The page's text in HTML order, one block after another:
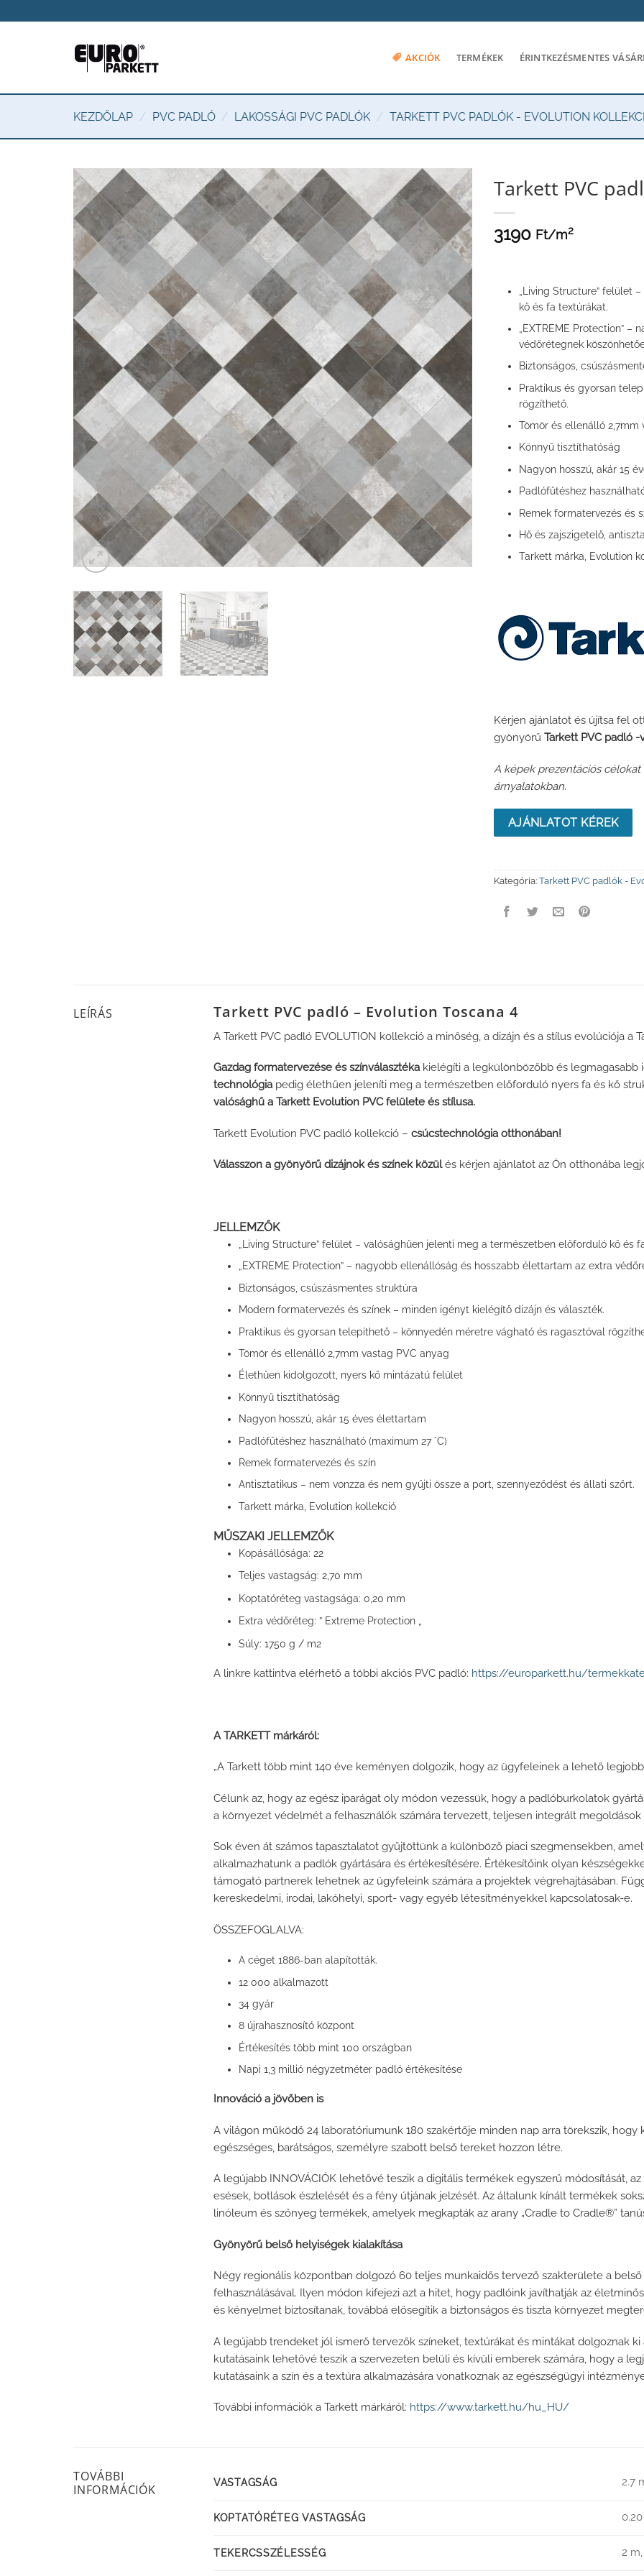
to
AKCIÓK TERMÉKEK ÉRINTKEZÉSMENTES
KEZDŐLAP / PVC PADLÓ / LAKOSSÁGI PVC PADLÓK / TARKETT PVC PADLÓK - EVOLUTION
Tarkett PVC
3190 Ft/m2
„Living Structure” felület
kő és fa textúrákat.
„EXTREME Protection”
védőrétegnek
Biztonságos,
Praktikus és gyorsan
rögzíthető.
Tömör és ellenálló 2,7mm
Könnyű tisztíthatóság
Nagyon hosszú, akár 15
Padlófűtéshez
Remek formatervezés és
Hő és zajszigetelő,
Tarkett márka, Evolution
Kérjen ajánlatot és újítsa fel
gyönyörű Tarkett PVC padló -
A képek prezentációs
árnyalatokban.
AJÁNLATOT KÉREK
Kategória: Tarkett PVC padlók -
LEÍRÁS Tarkett PVC padló – Evolution Toscana 4
A Tarkett PVC padló EVOLUTION kollekció a minőség, a dizájn és a stílus evolúciója a
Gazdag formatervezése és színválasztéka kielégíti a legkülönbözőbb és legmagasabb
technológia pedig élethűen jeleníti meg a természetben előforduló nyers fa és kő
valósághű a Tarkett Evolution PVC felülete és stílusa.
Tarkett Evolution PVC padló kollekció – csúcstechnológia otthonában!
Válasszon a gyönyörű dizájnok és színek közülés kérjen ajánlatot az Ön otthonába
JELLEMZŐK
„Living Structure” felület – valósághűen jelenti meg a természetben előforduló kő és
„EXTREME Protection” – nagyobb ellenállóság és hosszabb élettartam az extra
Biztonságos, csúszásmentes struktúra
Modern formatervezés és színek – minden igényt kielégítő dizájn és választék.
Praktikus és gyorsan telepíthető – könnyedén méretre vágható és ragasztóval
Tömör és ellenálló 2,7mm vastag PVC anyag
Élethűen kidolgozott, nyers kő mintázatú felület
Könnyű tisztíthatóság
Nagyon hosszú, akár 15 éves élettartam
Padlófűtéshez használható (maximum 27 °C)
Remek formatervezés és szín
Antisztatikus – nem vonzza és nem gyűjti össze a port, szennyeződést és állati szőrt.
Tarkett márka, Evolution kollekció
MŰSZAKI JELLEMZŐK
Kopásállósága: 22
Teljes vastagság: 2,70 mm
Koptatóréteg vastagsága: 0,20 mm
Extra védőréteg: ” Extreme Protection „
Súly: 1750 g / m2
A linkre kattintva elérhető a többi akciós PVC padló: https://europarkett.hu/
A TARKETT márkáról:
„A Tarkett több mint 140 éve keményen dolgozik, hogy az ügyfeleinek a lehető
Célunk az, hogy az egész iparágat oly módon vezessük, hogy a padlóburkolatok
a környezet védelmét a felhasználók számára tervezett, teljesen integrált
Sok éven át számos tapasztalatot gyűjtöttünk a különböző piaci szegmensekben,
alkalmazhatunk a padlók gyártására és értékesítésére. Értékesítőink olyan
támogató partnerek lehetnek az ügyfeleink számára a projektek végrehajtásában.
kereskedelmi, irodai, lakóhelyi, sport- vagy egyéb létesítményekkel kapcsolatosak-e.
ÖSSZEFOGLALVA:
A céget 1886-ban alapították.
12 000 alkalmazott
34 gyár
8 újrahasznosító központ
Értékesítés több mint 100 országban
Napi 1,3 millió négyzetméter padló értékesítése
Innováció a jövőben is
A világon működő 24 laboratóriumunk 180 szakértője minden nap arra törekszik, hogy
egészséges, barátságos, személyre szabott belső tereket hozzon létre.
A legújabb INNOVÁCIÓK lehetővé teszik a digitális termékek egyszerű módosítását,
esések, botlások észlelését és a fény útjának jelzését. Az általunk kínált termékek
linóleum és szőnyeg termékek, amelyek megkapták az arany „Cradle to Cradle®”
Gyönyörű belső helyiségek kialakítása
Négy regionális központban dolgozó 60 teljes munkaidős tervező szakterülete a
felhasználásával. Ilyen módon kifejezi azt a hitet, hogy padlóink ​​javíthatják az
és kényelmet biztosítanak, továbbá elősegítik a biztonságos és tiszta környezet
A legújabb trendeket jól ismerő tervezők színeket, textúrákat és mintákat dolgoznak
kutatásaink lehetővé teszik a szervezeten belüli és kívüli emberek számára, hogy a
kutatásaink a szín és a textúra alkalmazására vonatkoznak az egészségügyi
További információk a Tarkett márkáról: https://www.tarkett.hu/hu_HU/
TOVÁBBI
INFORMÁCIÓK
VASTAGSÁG 2.7
KOPTATÓRÉTEG VASTAGSÁG
TEKERCSSZÉLESSÉG 2